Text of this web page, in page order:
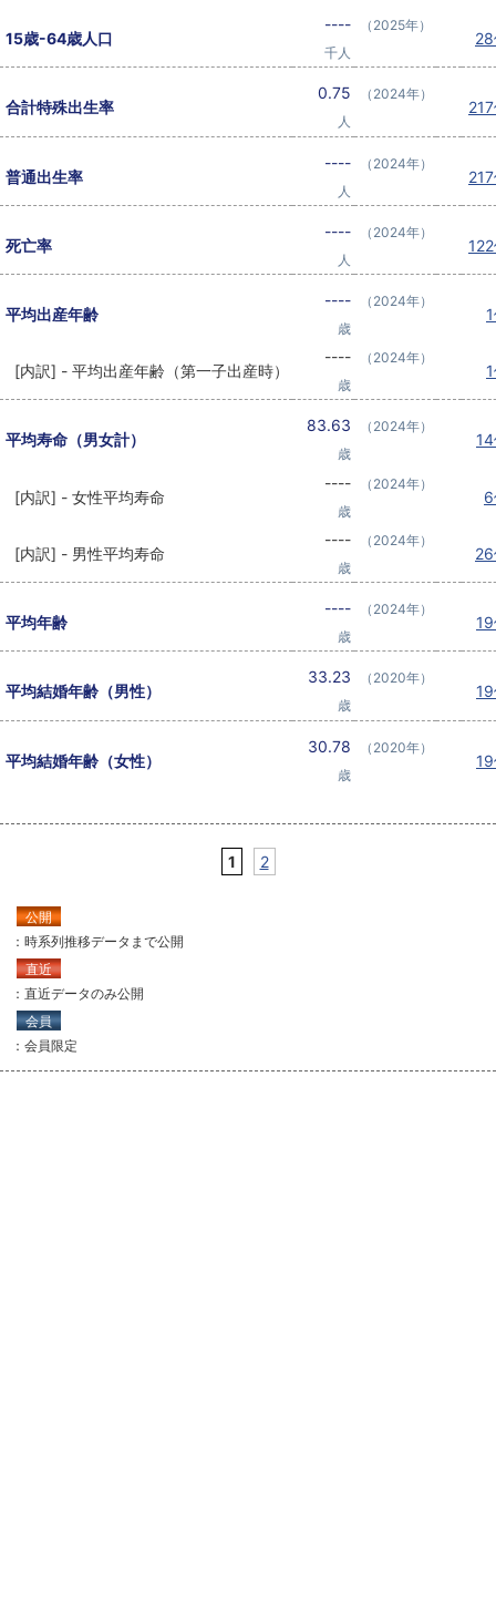
15歳-64歳人口
----
千人
（2025年）
合計特殊出生率
0.75
人
（2024年）
普通出生率
----
人
（2024年）
死亡率
----
人
（2024年）
平均出産年齢
----
歳
（2024年）
[内訳] - 平均出産年齢（第一子出産時）
----
歳
（2024年）
平均寿命（男女計）
83.63
歳
（2024年）
[内訳] - 女性平均寿命
----
歳
（2024年）
[内訳] - 男性平均寿命
----
歳
（2024年）
平均年齢
----
歳
（2024年）
平均結婚年齢（男性）
33.23
歳
（2020年）
平均結婚年齢（女性）
30.78
歳
（2020年）
1 2
公開
：時系列推移データまで公開
直近
：直近データのみ公開
会員
：会員限定